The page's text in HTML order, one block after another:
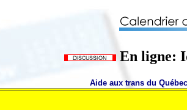
En ligne:
Aide aux trans du Québec